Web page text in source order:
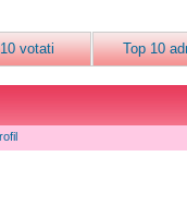
votati Top 10